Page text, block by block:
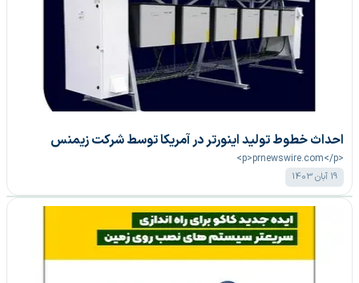
احداث خطوط تولید اینورتر در آمریکا توسط شرکت زیمنس
<p>prnewswire.com</p>
19 آبان 1403